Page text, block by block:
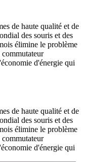
de haute qualité et de
des souris et des
élimine le problème
commutateur
d'énergie qui
de haute qualité et de
des souris et des
élimine le problème
commutateur
d'énergie qui